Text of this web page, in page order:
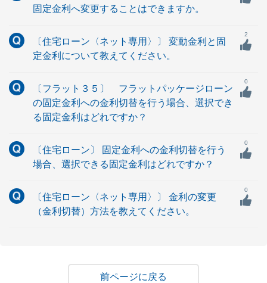
固定金利へ変更することはできますか。
〔住宅ローン〈ネット専用〉〕 変動金利と固
定金利について教えてください。
2
〔フラット３５〕 フラットパッケージローン
の固定金利への金利切替を行う場合、選択でき
る固定金利はどれですか？
0
〔住宅ローン〕 固定金利への金利切替を行う
場合、選択できる固定金利はどれですか？
0
〔住宅ローン〈ネット専用〉〕 金利の変更
（金利切替）方法を教えてください。
0
戻る